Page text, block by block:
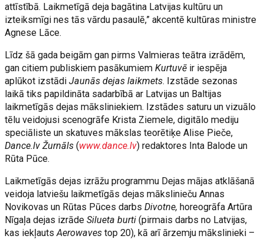
attīstībā. Laikmetīgā deja bagātina Latvijas kultūru un
izteiksmīgi nes tās vārdu pasaulē,” akcentē kultūras ministre
Agnese Lāce.
Līdz šā gada beigām gan pirms Valmieras teātra izrādēm,
gan citiem publiskiem pasākumiemKurtuvē ir iespēja
aplūkot izstādiJaunās dejas laikmets. Izstāde sezonas
laikā tiks papildināta sadarbībā ar Latvijas un Baltijas
laikmetīgās dejas māksliniekiem. Izstādes saturu un vizuālo
tēlu veidojusi scenogrāfe Krista Ziemele, digitālo mediju
speciāliste un skatuves mākslas teorētiķe Alise Pieče,
Dance.lv Žurnāls (www.dance.lv) redaktores Inta Balode un
Rūta Pūce.
Laikmetīgās dejas izrāžu programmu Dejas mājas atklāšanā
veidoja latviešu laikmetīgās dejas mākslinieču Annas
Novikovas un Rūtas Pūces darbsDivotne, horeogrāfa Artūra
Nīgaļa dejas izrādeSilueta burti (pirmais darbs no Latvijas,
kas iekļautsAerowaves top 20), kā arī ārzemju mākslinieki –